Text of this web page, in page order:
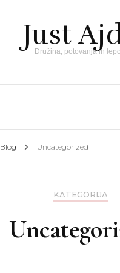
Just
Družina, potovanja in
Blog Uncategorized
KATEGORIJA